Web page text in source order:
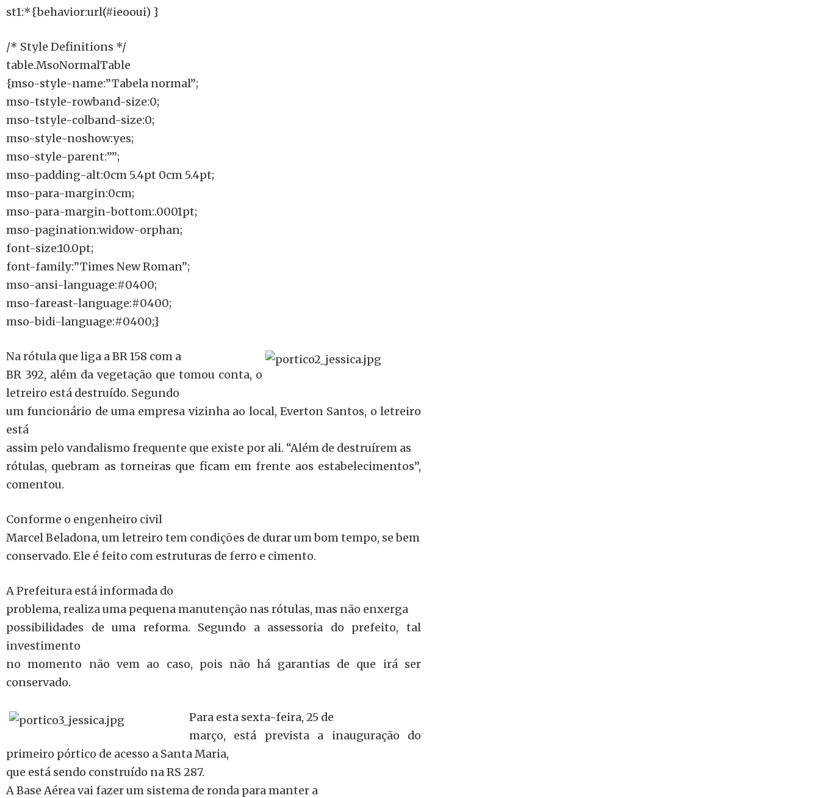
st1:*{behavior:url(#ieooui) }
/* Style Definitions */
table.MsoNormalTable
{mso-style-name:”Tabela normal”;
mso-tstyle-rowband-size:0;
mso-tstyle-colband-size:0;
mso-style-noshow:yes;
mso-style-parent:””;
mso-padding-alt:0cm 5.4pt 0cm 5.4pt;
mso-para-margin:0cm;
mso-para-margin-bottom:.0001pt;
mso-pagination:widow-orphan;
font-size:10.0pt;
font-family:”Times New Roman”;
mso-ansi-language:#0400;
mso-fareast-language:#0400;
mso-bidi-language:#0400;}
Na rótula que liga a BR 158 com a
BR 392, além da vegetação que tomou conta, o
letreiro está destruído. Segundo
um funcionário de uma empresa vizinha ao local, Everton Santos, o letreiro
está
assim pelo vandalismo frequente que existe por ali. “Além de destruírem as
rótulas, quebram as torneiras que ficam em frente aos estabelecimentos”,
comentou.
Conforme o engenheiro civil
Marcel Beladona, um letreiro tem condições de durar um bom tempo, se bem
conservado. Ele é feito com estruturas de ferro e cimento.
A Prefeitura está informada do
problema, realiza uma pequena manutenção nas rótulas, mas não enxerga
possibilidades de uma reforma. Segundo a assessoria do prefeito, tal
investimento
no momento não vem ao caso, pois não há garantias de que irá ser
conservado.
Para esta sexta-feira, 25 de
março, está prevista a inauguração do
primeiro pórtico de acesso a Santa Maria,
que está sendo construído na RS 287.
A Base Aérea vai fazer um sistema de ronda para manter a